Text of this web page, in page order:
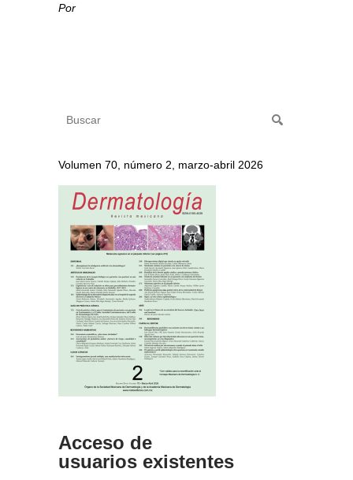
Por
Volumen 70, número 2, marzo-abril 2026
Acceso de
usuarios existentes